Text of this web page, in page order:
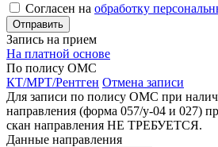
Согласен на обработку
Запись на прием
На платной основе
По полису ОМС
КТ/МРТ/Рентген Отмена записи
Для записи по полису ОМС при
направления (форма 057/у-04 и 027)
скан направления НЕ ТРЕБУЕТСЯ.
Данные направления